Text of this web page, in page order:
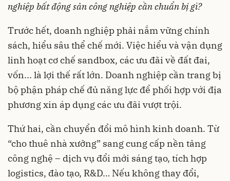
nghiệp bất động sản công nghiệp cần chuẩn bị gì?
Trước hết, doanh nghiệp phải nắm vững chính
sách, hiểu sâu thể chế mới. Việc hiểu và vận dụng
linh hoạt cơ chế sandbox, các ưu đãi về đất đai,
vốn... là lợi thế rất lớn. Doanh nghiệp cần trang bị
bộ phận pháp chế đủ năng lực để phối hợp với địa
phương xin áp dụng các ưu đãi vượt trội.
Thứ hai, cần chuyển đổi mô hình kinh doanh. Từ
“cho thuê nhà xưởng” sang cung cấp nền tảng
công nghệ – dịch vụ đổi mới sáng tạo, tích hợp
logistics, đào tạo, R&D… Nếu không thay đổi,